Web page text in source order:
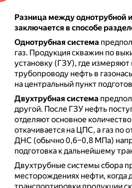
Разница между однотрубной
заключается в способе
Однотрубная система
газ. Продукция скважин по
установку (ГЗУ), где
трубопроводу нефть в
на центральный пункт
Двухтрубная система
другой. После ГЗУ нефть
отделяют основное количество
откачивается на ЦПС, а газ по
ДНС (обычно 0,6–0,8 МПа)
подготовка к дальнейшему
Двухтрубные системы сбора
месторождениях нефти, когда